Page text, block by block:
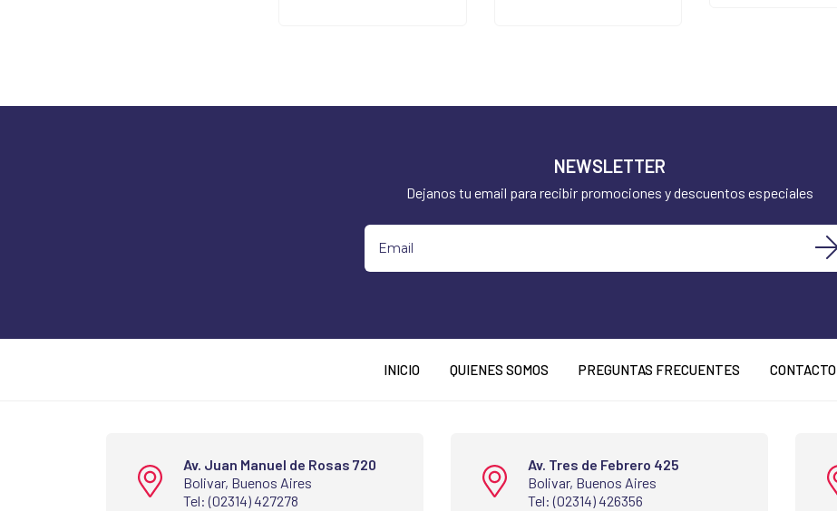
NEWSLETTER
Dejanos tu email para recibir promociones y descuentos especiales
INICIO QUIENES SOMOS PREGUNTAS FRECUENTES CONTACTO
Av. Juan Manuel de Rosas 720
Bolivar, Buenos Aires
Tel: (02314) 427278
Av. Tres de Febrero 425
Bolivar, Buenos Aires
Tel: (02314) 426356